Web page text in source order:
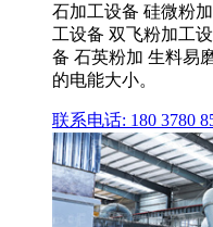
石加工设备 硅微粉
工设备 双飞粉加工
备 石英粉加 生料易
的电能大小。
联系电话: 180 3780